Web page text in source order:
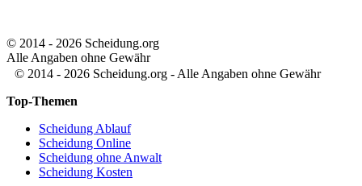
© 2014 - 2026 Scheidung.org
Alle Angaben ohne Gewähr
© 2014 - 2026 Scheidung.org - Alle Angaben ohne Gewähr
Top-Themen
Scheidung Ablauf
Scheidung Online
Scheidung ohne Anwalt
Scheidung Kosten